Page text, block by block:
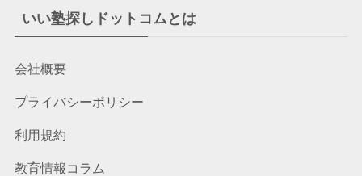
いい塾探しドットコムとは
会社概要
プライバシーポリシー
利用規約
教育情報コラム